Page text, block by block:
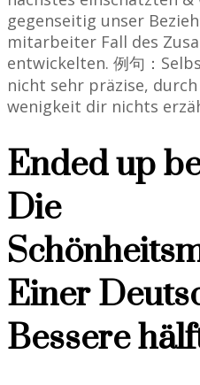
gegenseitig unser
mitarbeiter Fall des
entwickelten. 例句：
nicht sehr präzise,
wenigkeit dir nichts
Ended up
Die
Einer
Bessere